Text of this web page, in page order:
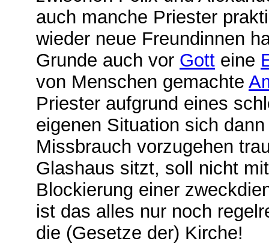
auch manche Priester
wieder neue Freundinnen
Grunde auch vor Gott eine
von Menschen gemachte
Priester aufgrund eines
eigenen Situation sich
Missbrauch vorzugehen
Glashaus sitzt, soll nicht
Blockierung einer
ist das alles nur noch
die (Gesetze der) Kirche!